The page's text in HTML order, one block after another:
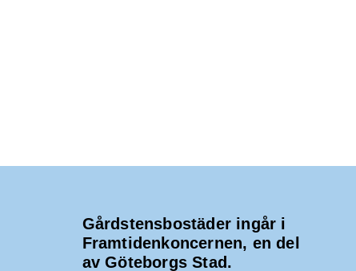
Gårdstensbostäder ingår i
Framtidenkoncernen, en del
av Göteborgs Stad.